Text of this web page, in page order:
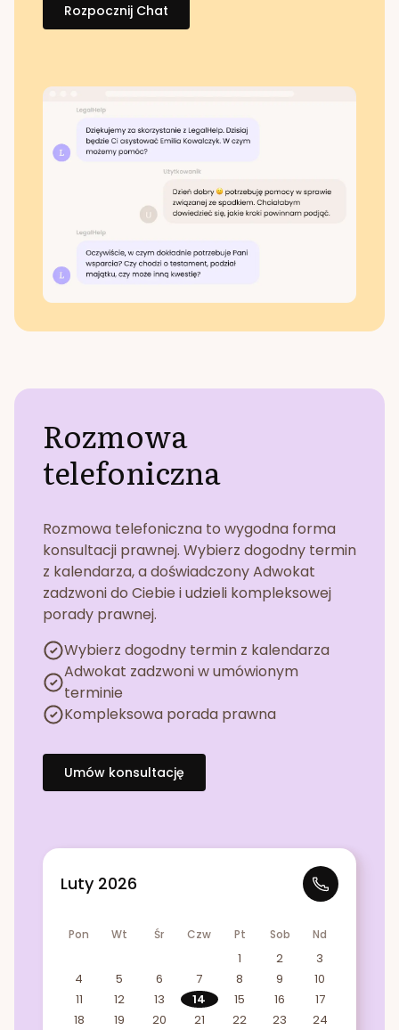
Rozpocznij Chat
Rozmowa
telefoniczna
Rozmowa telefoniczna to wygodna forma
konsultacji prawnej. Wybierz dogodny termin
z kalendarza, a doświadczony Adwokat
zadzwoni do Ciebie i udzieli kompleksowej
porady prawnej.
Wybierz dogodny termin z kalendarza
Adwokat zadzwoni w umówionym
terminie
Kompleksowa porada prawna
Umów konsultację
Luty 2026
Pon Wt Śr Czw Pt Sob Nd
1 2
3
4
5 6 7 8 9
10
11
12 13 14 15 16
17
18
19 20 21 22 23
24